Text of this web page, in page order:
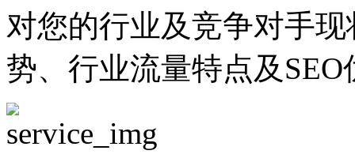
对您的行业及竞争对手
势、行业流量特点及